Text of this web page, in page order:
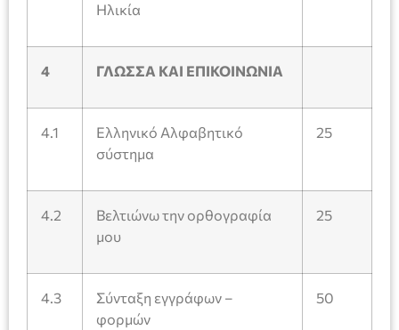
Ηλικία
4 ΓΛΩΣΣΑ ΚΑΙ ΕΠΙΚΟΙΝΩΝΙΑ
4.1
Ελληνικό Αλφαβητικό
σύστημα
25
4.2
Βελτιώνω την ορθογραφία
μου
25
4.3
Σύνταξη εγγράφων –
φορμών
50